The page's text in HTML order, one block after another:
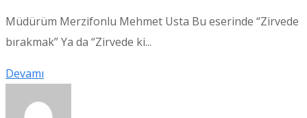
Müdürüm Merzifonlu Mehmet Usta Bu eserinde “Zirvede
bırakmak” Ya da “Zirvede ki...
Devamı